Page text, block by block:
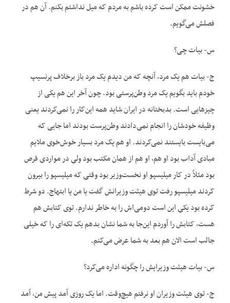
خشونت ممکن است کرده باشم به مردم که میل نداشتم بکنم. آن هم در
فصلش می‌گویم.
س- بیات چی؟
ج- بیات هم یک مرد، آنچه که من دیدم یک مرد باز برخلاف پرنسیپ
خودم باید بگویم یک مرد وطن‌پرستی بود. چون آخر این هم یکی از
چیزهایی است. بدبختانه در ایران شاید همه این‌کار را نمی‌کردند یعنی
وظیفه خودشان را انجام نمی‌دادند وطن‌پرست بودند اما جایی که
می‌بایست بایستند نمی‌کردند. او هم یک مرد بسیار خوش‌خوی ملایم
مبادی آداب بود او هم، او هم از همان مکتب بود ولی در مواردی قرص
بود مثلاً در کار میلیسپو او نخست‌وزیر بود وقتی که میلیسپو را بیرون
کردند میلیسپو رفت توی هیئت وزیرانش گفت یا من یا ابتهاج. دو شرط
کرده بود یکی این است دومی‌اش را به خاطر ندارم. توی کتابش هم
هست، کتابش را آوردم این‌جا به شما نشان بدهم یک تکه‌ای را که خیلی
جالب است الان هم بعد به شما عرض می‌کنم.
س- بیات هیئت وزیرایش را چگونه اداره می‌کرد؟
ج- توی هیئت وزیران او نرفتم هیچ‌وقت. اما یک روزی آمد پیش من، آمد